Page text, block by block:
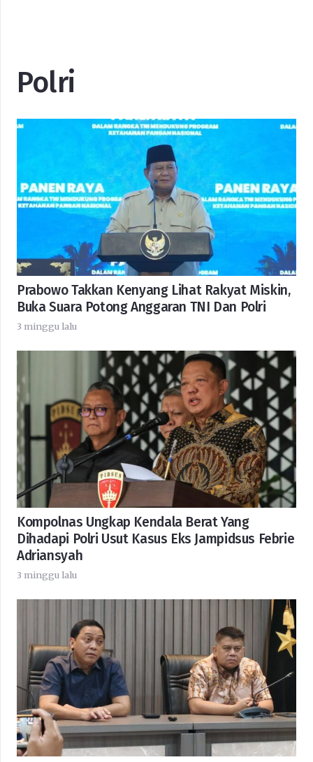
Polri
Prabowo Takkan Kenyang Lihat Rakyat Miskin,
Buka Suara Potong Anggaran TNI Dan Polri
3 minggu lalu
Kompolnas Ungkap Kendala Berat Yang
Dihadapi Polri Usut Kasus Eks Jampidsus Febrie
Adriansyah
3 minggu lalu